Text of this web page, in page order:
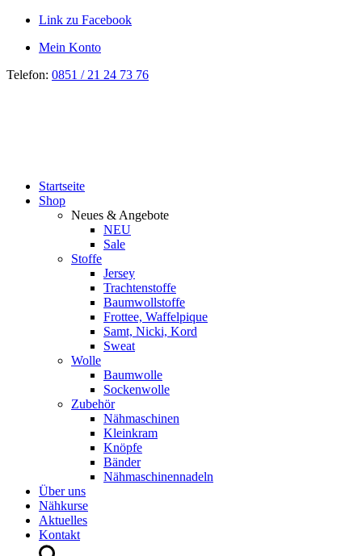
Link zu Facebook
Mein Konto
Telefon: 0851 / 21 24 73 76
Startseite
Shop
Neues & Angebote
NEU
Sale
Stoffe
Jersey
Trachtenstoffe
Baumwollstoffe
Frottee, Waffelpique
Samt, Nicki, Kord
Sweat
Wolle
Baumwolle
Sockenwolle
Zubehör
Nähmaschinen
Kleinkram
Knöpfe
Bänder
Nähmaschinennadeln
Über uns
Nähkurse
Aktuelles
Kontakt